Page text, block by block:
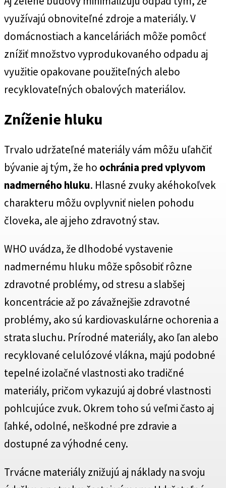
využívajú obnoviteľné zdroje a materiály. V
domácnostiach a kanceláriách môže pomôcť
znížiť množstvo vyprodukovaného odpadu aj
využitie opakovane použiteľných alebo
recyklovateľných obalových materiálov.
Zníženie hluku
Trvalo udržateľné materiály vám môžu uľahčiť
bývanie aj tým, že ho ochránia pred vplyvom
nadmerného hluku. Hlasné zvuky akéhokoľvek
charakteru môžu ovplyvniť nielen pohodu
človeka, ale aj jeho zdravotný stav.
WHO uvádza, že dlhodobé vystavenie
nadmernému hluku môže spôsobiť rôzne
zdravotné problémy, od stresu a slabšej
koncentrácie až po závažnejšie zdravotné
problémy, ako sú kardiovaskulárne ochorenia a
strata sluchu. Prírodné materiály, ako ľan alebo
recyklované celulózové vlákna, majú podobné
tepelné izolačné vlastnosti ako tradičné
materiály, pričom vykazujú aj dobré vlastnosti
pohlcujúce zvuk. Okrem toho sú veľmi často aj
ľahké, odolné, neškodné pre zdravie a
dostupné za výhodné ceny.
Trvácne materiály znižujú aj náklady na svoju